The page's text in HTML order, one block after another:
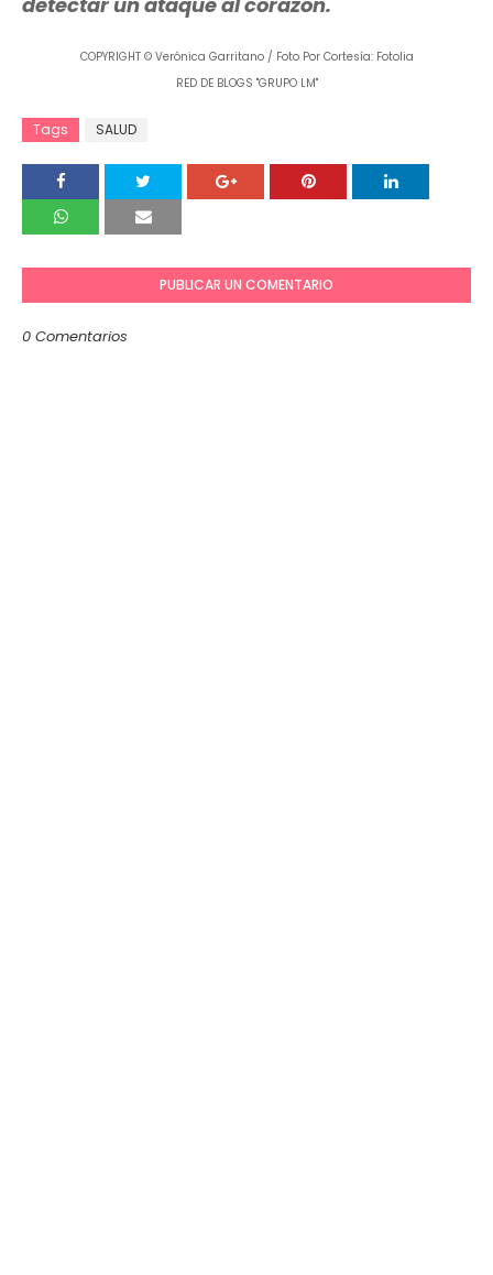
COPYRIGHT © Verónica Garritano / Foto Por Cortesía: Fotolia
RED DE BLOGS "GRUPO LM"
Tags SALUD
PUBLICAR UN COMENTARIO
0 Comentarios